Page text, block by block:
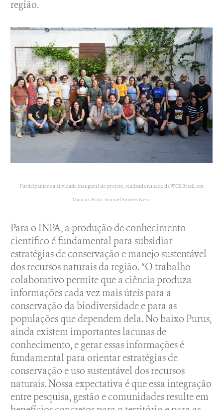
região.
Participantes da atividade inaugural do projeto, realizada na sede da WCS Brasil, em
Manaus. Foto: Samuel Simões Neto.
Para o INPA, a produção de conhecimento
científico é fundamental para subsidiar
estratégias de conservação e manejo sustentável
dos recursos naturais da região. “O trabalho
colaborativo permite que a ciência produza
informações cada vez mais úteis para a
conservação da biodiversidade e para as
populações que dependem dela. No baixo Purus,
ainda existem importantes lacunas de
conhecimento, e gerar essas informações é
fundamental para orientar estratégias de
conservação e uso sustentável dos recursos
naturais. Nossa expectativa é que essa integração
entre pesquisa, gestão e comunidades resulte em